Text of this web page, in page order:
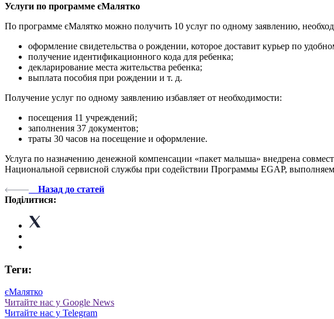
Услуги по программе єМалятко
По программе єМалятко можно получить 10 услуг по одному заявлению,
оформление свидетельства о рождении, которое доставит курьер по
получение идентификационного кода для ребенка;
декларирование места жительства ребенка;
выплата пособия при рождении и т. д.
Получение услуг по одному заявлению избавляет от необходимости:
посещения 11 учреждений;
заполнения 37 документов;
траты 30 часов на посещение и оформление.
Услуга по назначению денежной компенсации «пакет малыша» внедрена
Национальной сервисной службы при содействии Программы EGAP,
Назад до статей
Поділитися:
Теги:
єМалятко
Читайте нас у Google News
Читайте нас у Telegram